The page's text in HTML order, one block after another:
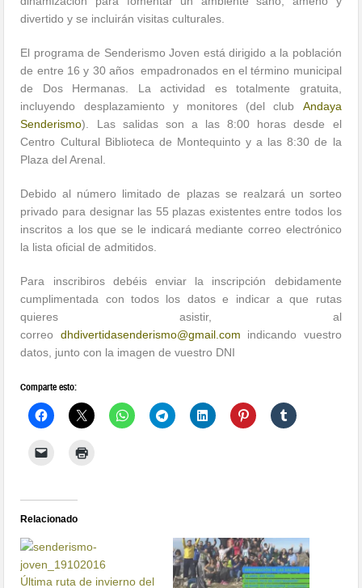
divertido y se incluirán visitas culturales.
El programa de Senderismo Joven está dirigido a la población
de entre 16 y 30 años empadronados en el término municipal
de Dos Hermanas. La actividad es totalmente gratuita,
incluyendo desplazamiento y monitores (del club Andaya
Senderismo). Las salidas son a las 8:00 horas desde el
Centro Cultural Biblioteca de Montequinto y a las 8:30 de la
Plaza del Arenal.
Debido al número limitado de plazas se realzará un sorteo
privado para designar las 55 plazas existentes entre todos los
inscritos a los que se le indicará mediante correo electrónico
la lista oficial de admitidos.
Para inscribiros debéis enviar la inscripción debidamente
cumplimentada con todos los datos e indicar a que rutas
quieres asistir, al
correo dhdivertidasenderismo@gmail.com indicando vuestro
datos, junto con la imagen de vuestro DNI
Comparte esto:
Relacionado
Última ruta de invierno del